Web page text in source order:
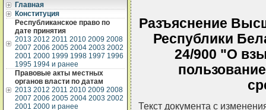
Главная
Конституция
Республиканское право по
дате принятия
2013 2012 2011 2010 2009 2008
2007 2006 2005 2004 2003 2002
2001 2000 1999 1998 1997 1996
1995 1994 и ранее
Правовые акты местных
органов власти по датам
2013 2012 2011 2010 2009 2008
2007 2006 2005 2004 2003 2002
2001 2000 и ранее
Разъяснение
Республики
24/900 "О
Текст документа с